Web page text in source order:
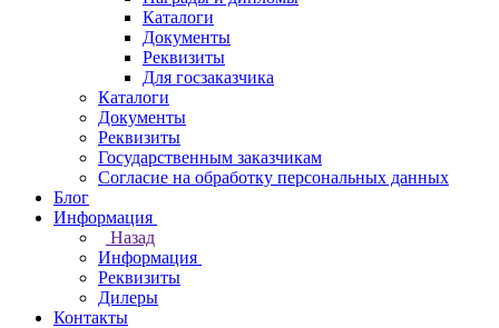
Каталоги
Документы
Реквизиты
Для госзаказчика
Каталоги
Документы
Реквизиты
Государственным заказчикам
Согласие на обработку персональных данных
Блог
Информация
Назад
Информация
Реквизиты
Дилеры
Контакты